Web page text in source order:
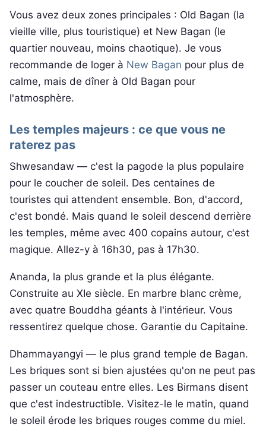
Vous avez deux zones principales : Old Bagan (la
vieille ville, plus touristique) et New Bagan (le
quartier nouveau, moins chaotique). Je vous
recommande de loger à New Bagan pour plus de
calme, mais de dîner à Old Bagan pour
l'atmosphère.
Les temples majeurs : ce que vous ne
raterez pas
Shwesandaw — c'est la pagode la plus populaire
pour le coucher de soleil. Des centaines de
touristes qui attendent ensemble. Bon, d'accord,
c'est bondé. Mais quand le soleil descend derrière
les temples, même avec 400 copains autour, c'est
magique. Allez-y à 16h30, pas à 17h30.
Ananda, la plus grande et la plus élégante.
Construite au XIe siècle. En marbre blanc crème,
avec quatre Bouddha géants à l'intérieur. Vous
ressentirez quelque chose. Garantie du Capitaine.
Dhammayangyi — le plus grand temple de Bagan.
Les briques sont si bien ajustées qu'on ne peut pas
passer un couteau entre elles. Les Birmans disent
que c'est indestructible. Visitez-le le matin, quand
le soleil érode les briques rouges comme du miel.